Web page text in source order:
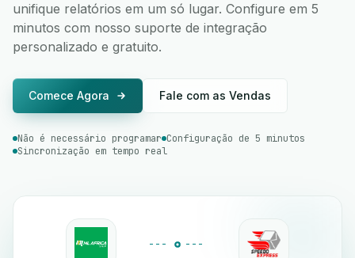
unifique relatórios em um só lugar. Configure em 5
minutos com nosso suporte de integração
personalizado e gratuito.
Comece Agora Fale com as Vendas
Não é necessário programar Configuração de 5 minutos
Sincronização em tempo real